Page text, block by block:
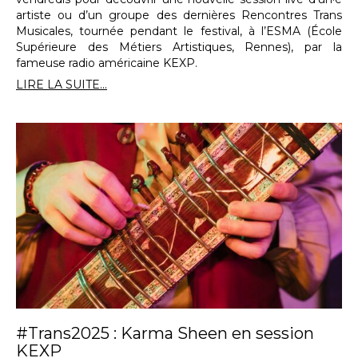
artiste ou d’un groupe des dernières Rencontres Trans
Musicales, tournée pendant le festival, à l’ESMA (École
Supérieure des Métiers Artistiques, Rennes), par la
fameuse radio américaine KEXP.
LIRE LA SUITE...
#Trans2025 : Karma Sheen en session
KEXP